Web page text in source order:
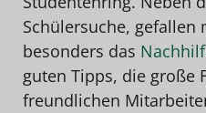
Schülersuche,
besonders das
guten Tipps, die große
freundlichen